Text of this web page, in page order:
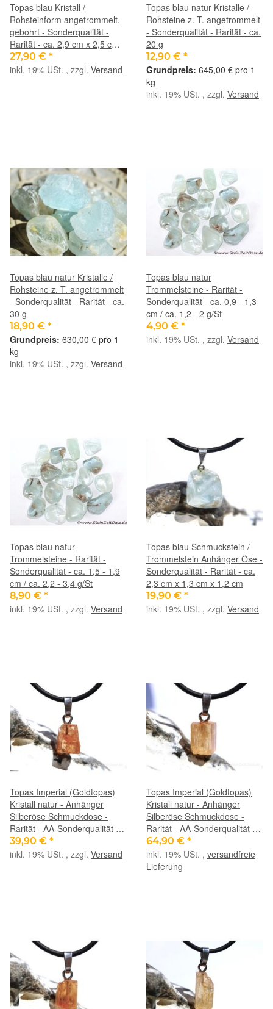
Topas blau Kristall /
Rohsteinform angetrommelt,
gebohrt - Sonderqualität -
Rarität - ca. 2,9 cm x 2,5 cm x
0,9 cm
27,90 € *
inkl. 19% USt. , zzgl. Versand
Topas blau natur Kristalle /
Rohsteine z. T. angetrommelt
- Sonderqualität - Rarität - ca.
20 g
12,90 € *
645,00 € pro 1
kg
inkl. 19% USt. , zzgl. Versand
Topas blau natur Kristalle /
Rohsteine z. T. angetrommelt
- Sonderqualität - Rarität - ca.
30 g
18,90 € *
630,00 € pro 1
kg
inkl. 19% USt. , zzgl. Versand
Topas blau natur
Trommelsteine - Rarität -
Sonderqualität - ca. 0,9 - 1,3
cm / ca. 1,2 - 2 g/St
4,90 € *
inkl. 19% USt. , zzgl. Versand
Topas blau natur
Trommelsteine - Rarität -
Sonderqualität - ca. 1,5 - 1,9
cm / ca. 2,2 - 3,4 g/St
8,90 € *
inkl. 19% USt. , zzgl. Versand
Topas blau Schmuckstein /
Trommelstein Anhänger Öse -
Sonderqualität - Rarität - ca.
2,3 cm x 1,3 cm x 1,2 cm
19,90 € *
inkl. 19% USt. , zzgl. Versand
Topas Imperial (Goldtopas)
Kristall natur - Anhänger
Silberöse Schmuckdose -
Rarität - AA-Sonderqualität -
ca. 2,1 cm x 0,9 cm x 0,7 cm
39,90 € *
inkl. 19% USt. , zzgl. Versand
Topas Imperial (Goldtopas)
Kristall natur - Anhänger
Silberöse Schmuckdose -
Rarität - AA-Sonderqualität -
ca. 2,2 cm x 1,1 cm x 0,8 cm
64,90 € *
inkl. 19% USt. , versandfreie
Lieferung